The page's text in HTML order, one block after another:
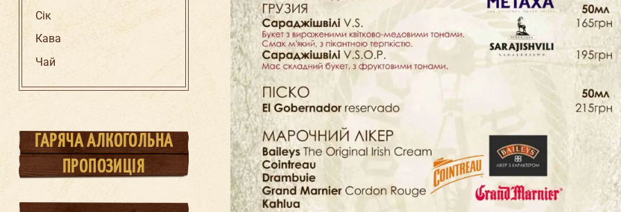
Сік
Кава
Чай
ГАРЯЧА АЛКОГОЛЬНА
ПРОПОЗИЦІЯ